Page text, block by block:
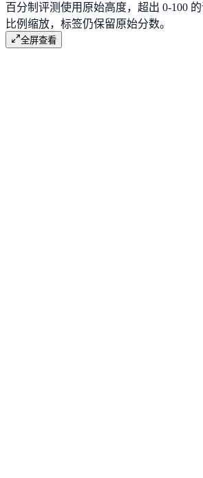
百分制评测使用原始高度，超出 0-100
比例缩放，标签仍保留原始分数。
全屏查看